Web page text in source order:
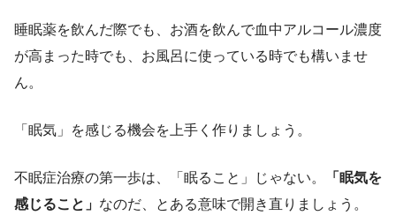
睡眠薬を飲んだ際でも、お酒を飲んで血中アルコール濃度
が高まった時でも、お風呂に使っている時でも構いませ
ん。
「眠気」を感じる機会を上手く作りましょう。
不眠症治療の第一歩は、「眠ること」じゃない。
「眠気を
感じること」 なのだ、とある意味で開き直りましょう。